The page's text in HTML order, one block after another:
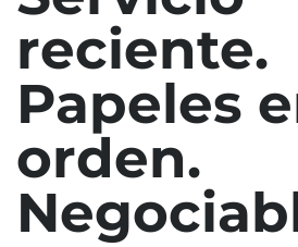
reciente.
Papeles
orden.